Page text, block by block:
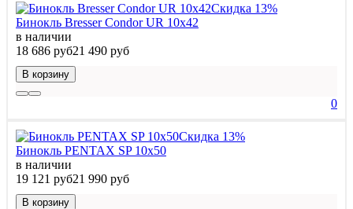
Скидка 13%
Бинокль Bresser Condor UR 10x42
в наличии
18 686 руб21 490 руб
В корзину
0
Скидка 13%
Бинокль PENTAX SP 10x50
в наличии
19 121 руб21 990 руб
В корзину